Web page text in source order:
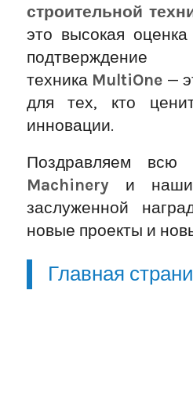
строительной
это высокая
техника MultiOne —
для тех, кто
инновации.
Поздравляем всю
Machineryи
заслуженной
новые проекты и
Главная